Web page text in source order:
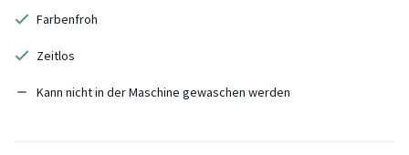
Farbenfroh
Zeitlos
Kann nicht in der Maschine gewaschen werden